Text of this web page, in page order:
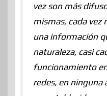
vez son más
mismas, cada vez
una información
naturaleza, casi
funcionamiento
redes, en